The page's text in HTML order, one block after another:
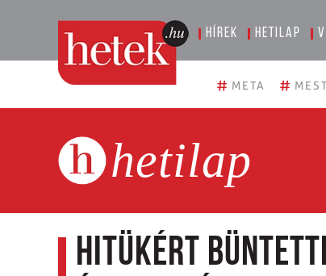
Hírek Hetilap
# META #
hetilap
Hitükért